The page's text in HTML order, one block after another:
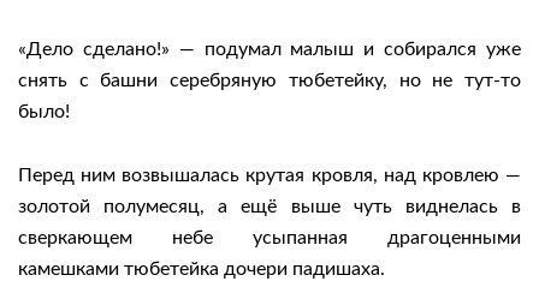
«Дело сделано!» — подумал малыш и собирался уже
снять с башни серебряную тюбетейку, но не тут-то
было!
Перед ним возвышалась крутая кровля, над кровлею —
золотой полумесяц, а ещё выше чуть виднелась в
сверкающем небе усыпанная драгоценными
камешками тюбетейка дочери падишаха.